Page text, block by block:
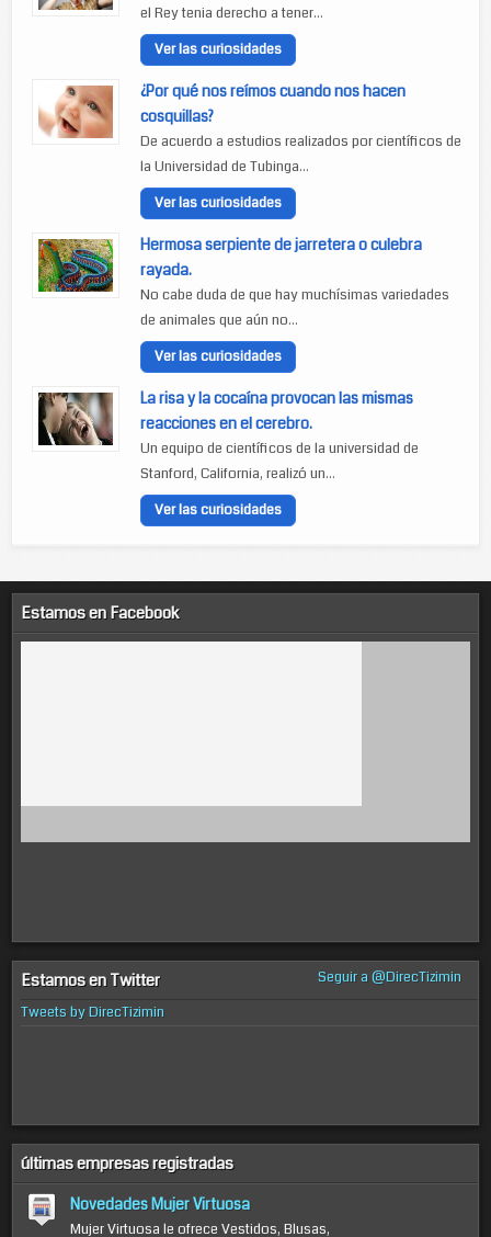
el Rey tenia derecho a tener...
Ver las curiosidades
¿Por qué nos reímos cuando nos hacen
cosquillas?
De acuerdo a estudios realizados por científicos de
la Universidad de Tubinga...
Ver las curiosidades
Hermosa serpiente de jarretera o culebra
rayada.
No cabe duda de que hay muchísimas variedades
de animales que aún no...
Ver las curiosidades
La risa y la cocaína provocan las mismas
reacciones en el cerebro.
Un equipo de científicos de la universidad de
Stanford, California, realizó un...
Ver las curiosidades
Estamos en Facebook
Estamos en Twitter
Seguir a @DirecTizimin
Tweets by DirecTizimin
últimas empresas registradas
Novedades Mujer Virtuosa
Mujer Virtuosa le ofrece Vestidos, Blusas,